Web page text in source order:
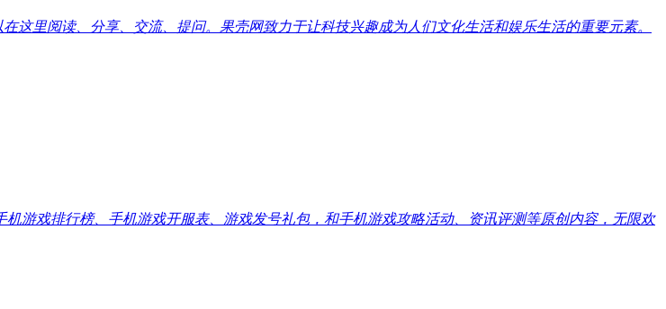
这里阅读、分享、交流、提问。果壳网致力于让科技兴趣成为人们文化生活和娱乐生活的重要元素。
游戏排行榜、手机游戏开服表、游戏发号礼包，和手机游戏攻略活动、资讯评测等原创内容，无限欢